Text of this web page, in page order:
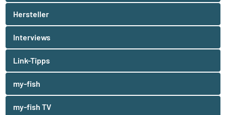
Hersteller
Interviews
Link-Tipps
my-fish
my-fish TV